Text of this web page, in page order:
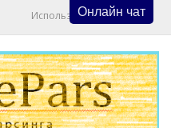
Используйте Онлайн Чат
Онлайн чат